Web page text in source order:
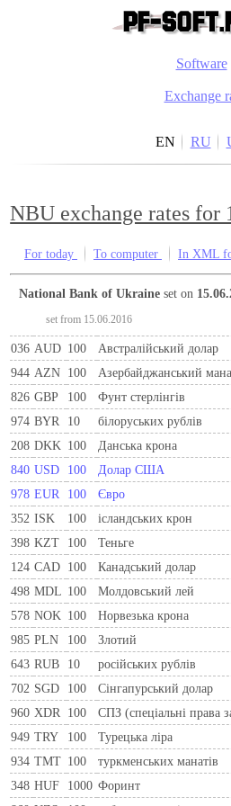
Software
Exchange
EN RU
NBU exchange rates for
For today To computer In XML
National Bank of Ukraine set on
set from 15.06.2016
036 AUD 100 Австралійський долар
944 AZN 100 Азербайджанський
826 GBP 100 Фунт стерлінгів
974 BYR 10 білоруських рублів
208 DKK 100 Данська крона
840 USD 100 Долар США
978 EUR 100 Євро
352 ISK 100 ісландських крон
398 KZT 100 Теньге
124 CAD 100 Канадський долар
498 MDL 100 Молдовський лей
578 NOK 100 Норвезька крона
985 PLN 100 Злотий
643 RUB 10 російських рублів
702 SGD 100 Сінгапурський долар
960 XDR 100 СПЗ (спеціальні права
949 TRY 100 Турецька ліра
934 TMT 100 туркменських манатів
348 HUF 1000 Форинт